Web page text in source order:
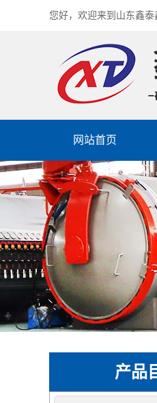
您好，欢迎来到山东鑫
网站首页
产品